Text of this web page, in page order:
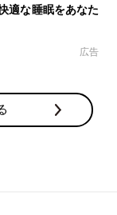
適な睡眠をあなた
広告